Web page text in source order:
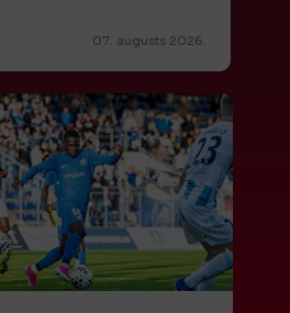
07. augusts 2026.